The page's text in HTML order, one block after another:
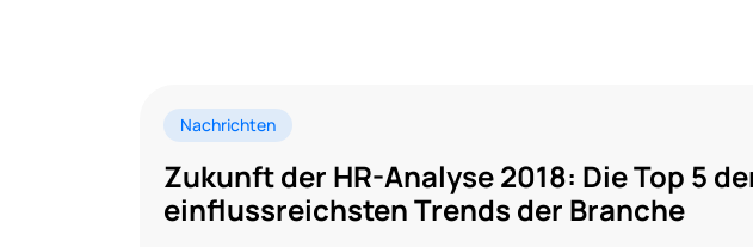
Nachrichten
Zukunft der HR-Analyse 2018: Die Top 5
einflussreichsten Trends der Branche